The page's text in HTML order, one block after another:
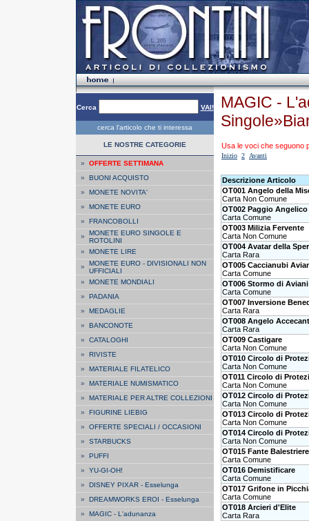
Cerca VAI!
cerca l'articolo che ti interessa
LE NOSTRE CATEGORIE
» OFFERTE SETTIMANA
» BUONI ACQUISTO
» MONETE NOVITA'
» MONETE EURO
» FRANCOBOLLI
» MONETE EURO SINGOLE E
ROTOLINI
» MONETE LIRE
» MONETE EURO - DIVISIONALI NON
UFFICIALI
» MONETE MONDIALI
» PADANIA
» MEDAGLIE
» BANCONOTE
» CATALOGHI
» RIVISTE
» MATERIALE FILATELICO
» MATERIALE NUMISMATICO
» MATERIALE PER ALTRE COLLEZIONI
» FIGURINE LIEBIG
» OFFERTE SPECIALI / OCCASIONI
» STARBUCKS
» PUFFI
» YU-GI-OH!
» DISNEY PIXAR - Esselunga
» DREAMWORKS EROI - Esselunga
» MAGIC - L'adunanza
MAGIC -
Usa le voci che seguono
Inizio 2 Avanti
Descrizione Articolo
OT001 Angelo della
Carta Non Comune
OT002 Paggio Angelico
Carta Comune
OT003 Milizia Fervente
Carta Non Comune
OT004 Avatar della
Carta Rara
OT005 Caccianubi
Carta Comune
OT006 Stormo di Aviani
Carta Comune
OT007 Inversione
Carta Rara
OT008 Angelo
Carta Rara
OT009 Castigare
Carta Non Comune
OT010 Circolo di
Carta Non Comune
OT011 Circolo di
Carta Non Comune
OT012 Circolo di
Carta Non Comune
OT013 Circolo di
Carta Non Comune
OT014 Circolo di
Carta Non Comune
OT015 Fante Balestriere
Carta Comune
OT016 Demistificare
Carta Comune
OT017 Grifone in
Carta Comune
OT018 Arcieri d'Elite
Carta Rara